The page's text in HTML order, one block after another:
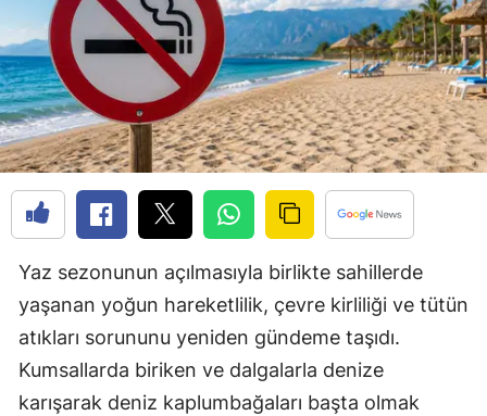
Burdur
Bursa
Çanakkale
Çankırı
Çorum
Diyarbakır
Edirne
Elazığ
Yaz sezonunun açılmasıyla birlikte sahillerde
yaşanan yoğun hareketlilik, çevre kirliliği ve tütün
atıkları sorununu yeniden gündeme taşıdı.
Kumsallarda biriken ve dalgalarla denize
karışarak deniz kaplumbağaları başta olmak